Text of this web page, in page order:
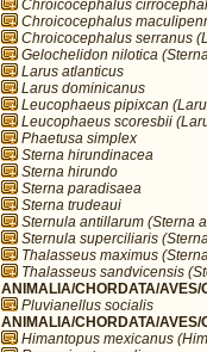
Chroicocephalus
Chroicocephalus
Chroicocephalus serranus
Gelochelidon nilotica
Larus atlanticus
Larus dominicanus
Leucophaeus pipixcan
Leucophaeus scoresbii
Phaetusa simplex
Sterna hirundinacea
Sterna hirundo
Sterna paradisaea
Sterna trudeaui
Sternula antillarum (Sterna
Sternula superciliaris
Thalasseus maximus
Thalasseus sandvicensis
ANIMALIA/CHORDATA/
Pluvianellus socialis
ANIMALIA/CHORDATA/
Himantopus mexicanus